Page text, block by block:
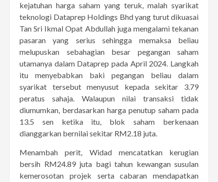
kejatuhan harga saham yang teruk, malah syarikat
teknologi Dataprep Holdings Bhd yang turut dikuasai
Tan Sri Ikmal Opat Abdullah juga mengalami tekanan
pasaran yang serius sehingga memaksa beliau
melupuskan sebahagian besar pegangan saham
utamanya dalam Dataprep pada April 2024. Langkah
itu menyebabkan baki pegangan beliau dalam
syarikat tersebut menyusut kepada sekitar 3.79
peratus sahaja. Walaupun nilai transaksi tidak
diumumkan, berdasarkan harga penutup saham pada
13.5 sen ketika itu, blok saham berkenaan
dianggarkan bernilai sekitar RM2.18 juta.
Menambah perit, Widad mencatatkan kerugian
bersih RM24.89 juta bagi tahun kewangan susulan
kemerosotan projek serta cabaran mendapatkan